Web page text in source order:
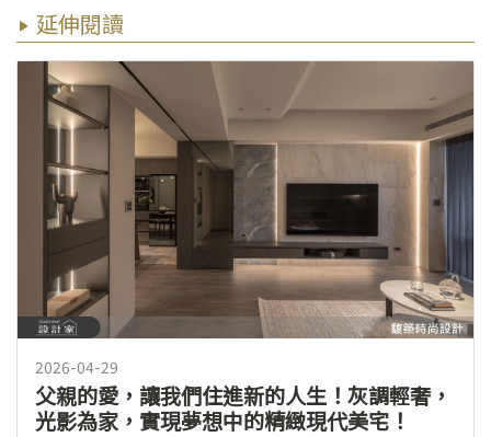
延伸閱讀
2026-04-29
父親的愛，讓我們住進新的人生！灰調輕奢，
光影為家，實現夢想中的精緻現代美宅！